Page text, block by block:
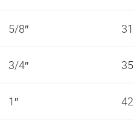
5/8″
3/4″
1″